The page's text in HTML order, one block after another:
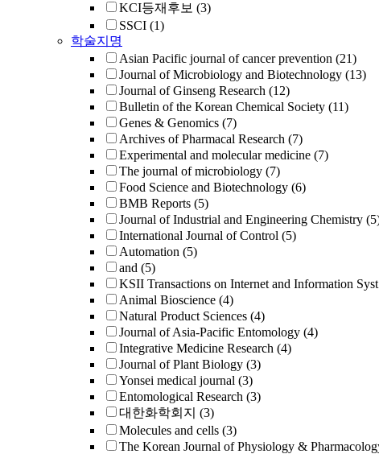
KCI등재후보 (3)
SSCI (1)
학술지명
Asian Pacific journal of cancer prevention (21)
Journal of Microbiology and Biotechnology (13)
Journal of Ginseng Research (12)
Bulletin of the Korean Chemical Society (11)
Genes & Genomics (7)
Archives of Pharmacal Research (7)
Experimental and molecular medicine (7)
The journal of microbiology (7)
Food Science and Biotechnology (6)
BMB Reports (5)
Journal of Industrial and Engineering Chemistry
International Journal of Control (5)
Automation (5)
and (5)
KSII Transactions on Internet and Information Syst
Animal Bioscience (4)
Natural Product Sciences (4)
Journal of Asia-Pacific Entomology (4)
Integrative Medicine Research (4)
Journal of Plant Biology (3)
Yonsei medical journal (3)
Entomological Research (3)
대한화학회지 (3)
Molecules and cells (3)
The Korean Journal of Physiology &